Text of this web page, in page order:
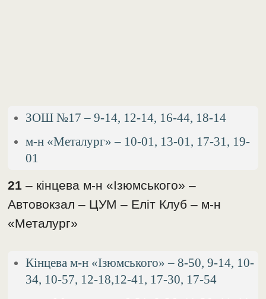
ЗОШ №17 – 9-14, 12-14, 16-44, 18-14
м-н «Металург» – 10-01, 13-01, 17-31, 19-
01
21 – кінцева м-н «Ізюмського» –
Автовокзал – ЦУМ – Еліт Клуб – м-н
«Металург»
Кінцева м-н «Ізюмського» – 8-50, 9-14, 10-
34, 10-57, 12-18,12-41, 17-30, 17-54